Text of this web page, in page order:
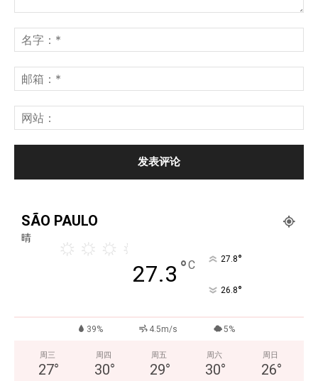
SÃO PAULO
晴
27.3 °C 27.8°
26.8°
39% 4.5m/s 5%
周三
27°
周四
30°
周五
29°
周六
30°
周日
26°